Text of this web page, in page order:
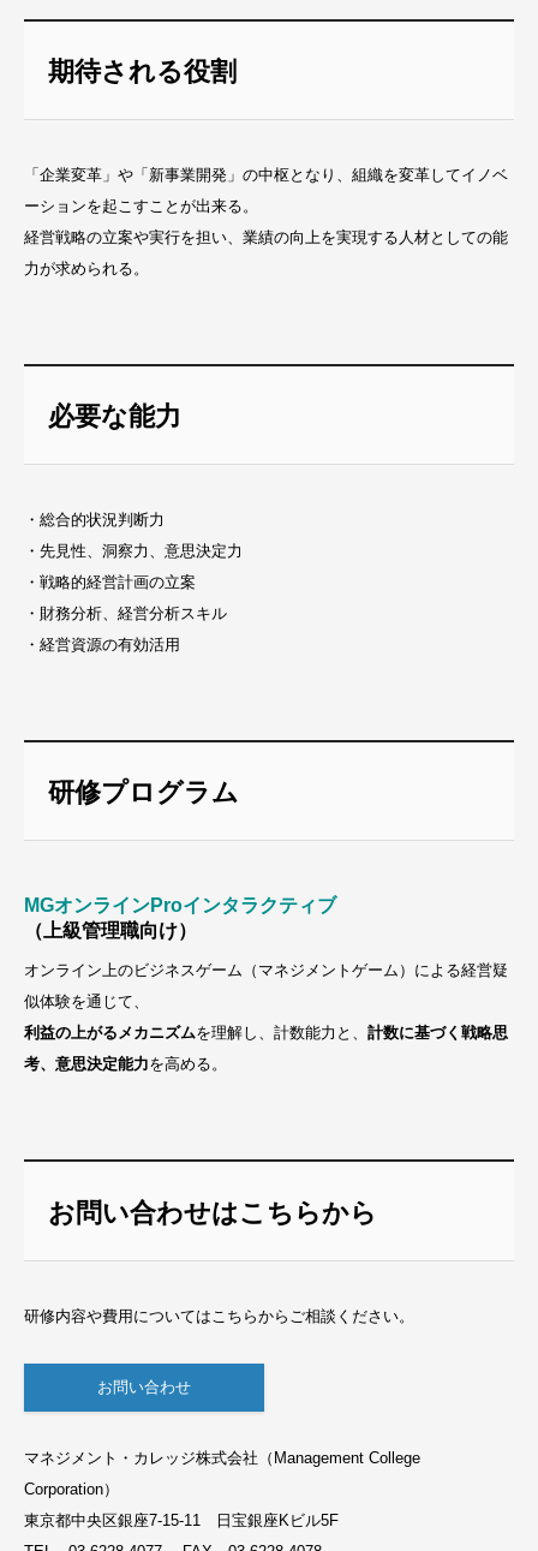
期待される役割
「企業変革」や「新事業開発」の中枢となり、組織を変革してイノベ
ーションを起こすことが出来る。
経営戦略の立案や実行を担い、業績の向上を実現する人材としての能
力が求められる。
必要な能力
・総合的状況判断力
・先見性、洞察力、意思決定力
・戦略的経営計画の立案
・財務分析、経営分析スキル
・経営資源の有効活用
研修プログラム
MGオンラインProインタラクティブ
（上級管理職向け）
オンライン上のビジネスゲーム（マネジメントゲーム）による経営疑
似体験を通じて、
利益の上がるメカニズムを理解し、計数能力と、 計数に基づく戦略思
考、意思決定能力を高める。
お問い合わせはこちらから
研修内容や費用についてはこちらからご相談ください。
お問い合わせ
マネジメント・カレッジ株式会社（Management College
Corporation）
東京都中央区銀座7-15-11 日宝銀座Kビル5F